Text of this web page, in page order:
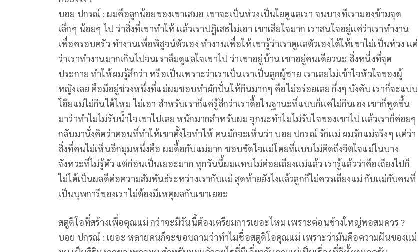
บอย ปกรณ์ : ผมคือลูกน้อยของเขาเสมอ เขาจะเป็นห่วงเป็นใยดูแลเรา จนบางทีเรามองข้ามจุด
เล็กๆ น้อยๆ ไป ว่าสิ่งที่เขาทำให้ แล้วเราปฎิเสธไม่เอา เขาเสียใจมาก เราสนใจอยู่แค่ว่าเราทำงาน
เพื่อครอบครัว ทำงานเพื่อพิสูจน์ตัวเอง ทำงานเพื่อให้เขารู้ว่าเราดูแลตัวเองได้ให้เขาไม่เป็นห่วง แต่
ว่าเราทำงานมากเกินไปจนเราลืมดูแลใจเขาไป ว่าเขาอยู่บ้าน เขาอยู่คนเดียวนะ สิ่งหนึ่งที่จุด
ประกาย ทำให้ผมรู้สึกว่า หรือเป็นเพราะว่าเราเป็นเราเป็นลูกผู้ชาย เราเลยไม่เข้าใจหัวใจของผู้
หญิงเลย คือมีอยู่ช่วงหนึ่งที่แม่ผมชอบทำผักปั่นให้กินมากๆ คือไม่อร่อยเลย กึ่งๆ บังคับ เราก็จะแบบ
โอ๊ยแม่ไม่กินได้ไหม ไม่เอา สำหรับเราก็แค่รู้สึกว่าเราดื้อในฐานะที่แบบก็แค่ไม่กินเอง เขาก็พูดขึ้น
มาว่าทำไมไม่รับน้ำใจเขาไปเลย หนักมากสำหรับผม จุกนะทำไมไม่รับใจของเขาไป แล้วเราก็ค่อยๆ
กลับมานั่งคิดว่าตอนที่ทำให้เขาตั้งใจทำให้ คนมักจะเห็นว่า บอย ปกรณ์ รักแม่ ผมรักแม่จริงๆ แต่ว่า
สิ่งที่คนไม่เห็นอีกมุมหนึ่งคือ ผมดื้อกับแม่มาก ชอบขัดใจแม่โดยที่แบบไม่คิดถึงจิตใจแม่ในบาง
จังหวะที่ไม่รู้ตัว แต่ก่อนเป็นเยอะมาก ทุกวันนี้ผมแทบไม่ค่อยเถียงแม่แล้ว เรารู้แล้วว่าคือเถียงไปก็
ไม่ได้เป็นผลดีต่อความสัมพันธ์ระหว่างเรากับแม่ สุดท้ายยังไงแล้วลูกก็ไม่ควรเถียงแม่ กับแม่กับคนที่
เป็นบุพการีของเราไม่ต้องมีเหตุผลกับเขาเยอะ
สตูดิโอที่สร้างเพื่อคุณแม่ กว่าจะมีวันนี้ต้องเตรียมการเยอะไหม เพราะค่อนข้างใหญ่พอสมควร ?
บอย ปกรณ์ : เยอะ หลายคนก็จะชอบถามว่าทำไมชื่อสตูดิโอคุณแม่ เพราะว่ามันคือความฝันของแม่